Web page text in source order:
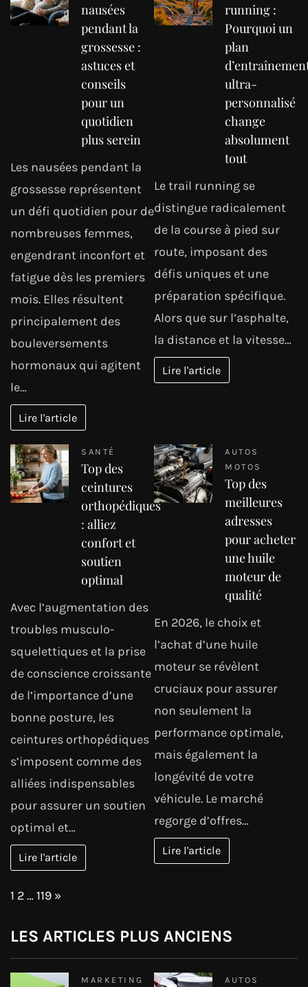
nausées
pendant la
grossesse :
astuces et
conseils
pour un
quotidien
plus serein
Les nausées pendant la
grossesse représentent
un défi quotidien pour de
nombreuses femmes,
engendrant inconfort et
fatigue dès les premiers
mois. Elles résultent
principalement des
bouleversements
hormonaux qui agitent
le…
Lire l'article
running :
Pourquoi un
plan
ultra-
personnalisé
change
absolument
tout
Le trail running se
distingue radicalement
de la course à pied sur
route, imposant des
défis uniques et une
préparation spécifique.
Alors que sur l’asphalte,
la distance et la vitesse…
Lire l'article
SANTÉ
Top des
ceintures
orthopédiques
: alliez
confort et
soutien
optimal
Avec l’augmentation des
troubles musculo-
squelettiques et la prise
de conscience croissante
de l’importance d’une
bonne posture, les
ceintures orthopédiques
s’imposent comme des
alliées indispensables
pour assurer un soutien
optimal et…
Lire l'article
AUTOS
MOTOS
Top des
meilleures
adresses
pour acheter
une huile
moteur de
qualité
En 2026, le choix et
l’achat d’une huile
moteur se révèlent
cruciaux pour assurer
non seulement la
performance optimale,
mais également la
longévité de votre
véhicule. Le marché
regorge d’offres…
Lire l'article
Page:
1 2…119 Next
»
LES ARTICLES PLUS ANCIENS
MARKETING
AUTOS